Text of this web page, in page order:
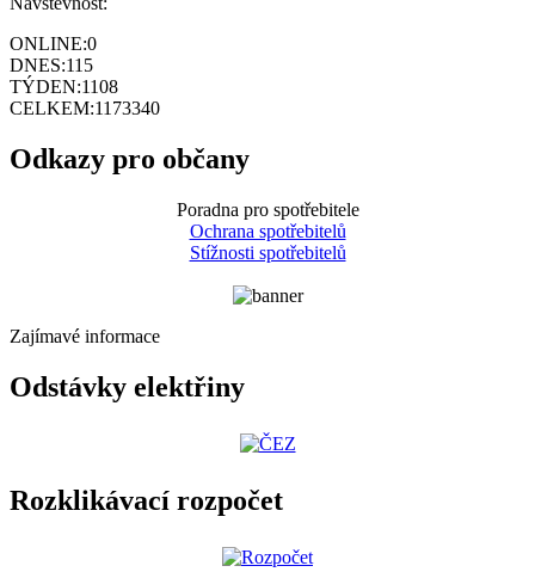
ONLINE:0
DNES:115
TÝDEN:1108
CELKEM:1173340
Odkazy pro občany
Poradna pro spotřebitele
Ochrana spotřebitelů
Stížnosti spotřebitelů
Zajímavé informace
Odstávky elektřiny
Rozklikávací rozpočet